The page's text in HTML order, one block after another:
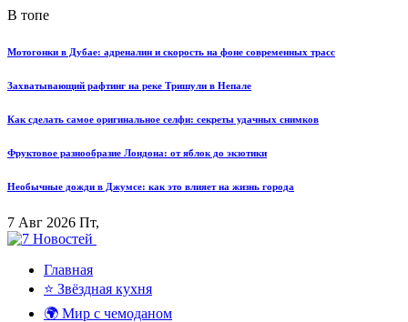
В топе
Мотогонки в Дубае: адреналин и скорость на фоне современных трасс
Захватывающий рафтинг на реке Тришули в Непале
Как сделать самое оригинальное селфи: секреты удачных снимков
Фруктовое разнообразие Лондона: от яблок до экзотики
Необычные дожди в Джумсе: как это влияет на жизнь города
7 Авг 2026 Пт,
Главная
⭐ Звёздная кухня
🌍 Мир с чемоданом